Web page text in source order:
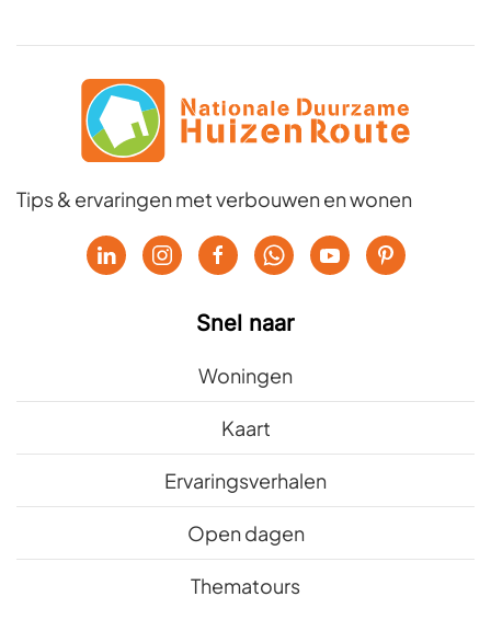
Tips & ervaringen met verbouwen en wonen
Snel naar
Woningen
Kaart
Ervaringsverhalen
Open dagen
Thematours